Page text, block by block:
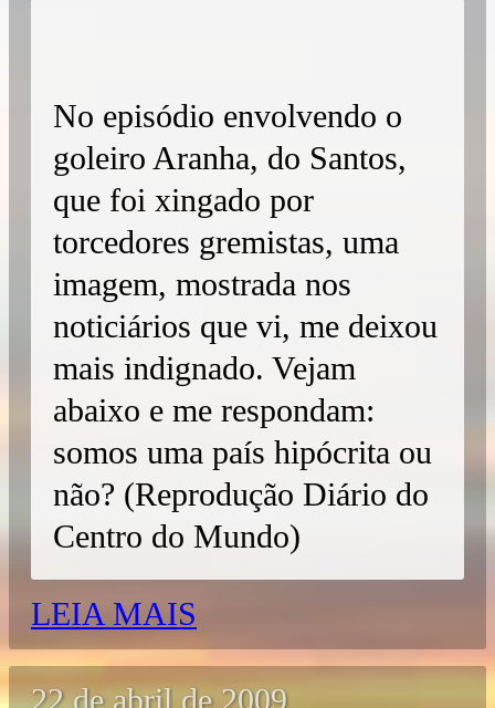
No episódio envolvendo o
goleiro Aranha, do Santos,
que foi xingado por
torcedores gremistas, uma
imagem, mostrada nos
noticiários que vi, me deixou
mais indignado. Vejam
abaixo e me respondam:
somos uma país hipócrita ou
não? (Reprodução Diário do
Centro do Mundo)
LEIA MAIS
22 de abril de 2009